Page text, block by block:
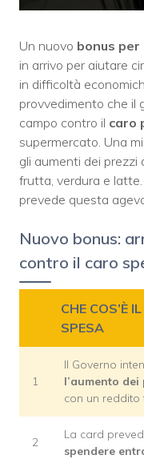
Un nuovo bonus per
in arrivo per aiutare
in difficoltà
provvedimento che il
campo contro il caro
supermercato. Una
gli aumenti dei prezzi
frutta, verdura e latte.
prevede questa
Nuovo bonus:
contro il caro
CHE COS’È
SPESA
1
Il Governo
l’aumento
con un reddito
2
La card
spendere